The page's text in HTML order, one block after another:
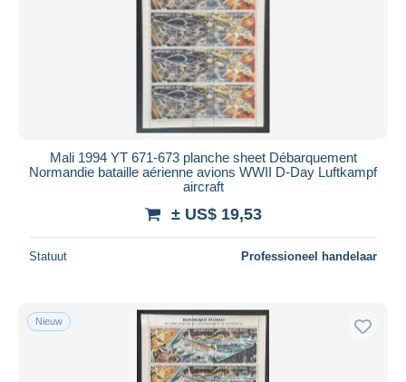
Mali 1994 YT 671-673 planche sheet Débarquement
Normandie bataille aérienne avions WWII D-Day Luftkampf
aircraft
± US$ 19,53
Statuut Professioneel handelaar
Nieuw